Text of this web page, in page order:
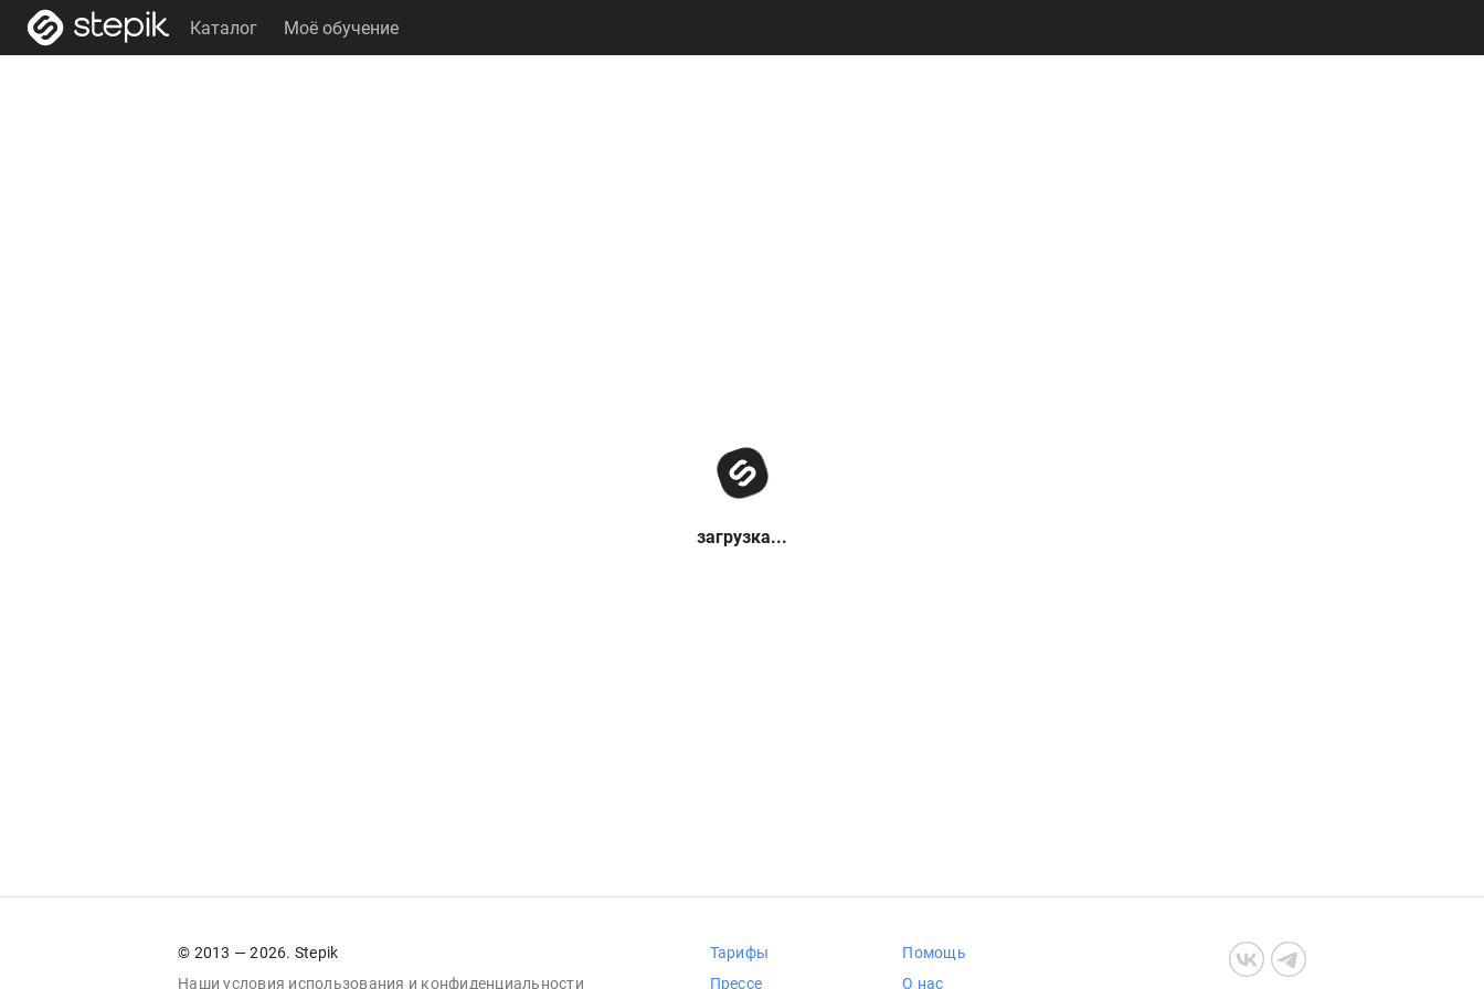
Каталог Моё обучение
загрузка...
© 2013 — 2026. Stepik
Наши условия использования и конфиденциальности
Тарифы
Прессе
Помощь
О нас